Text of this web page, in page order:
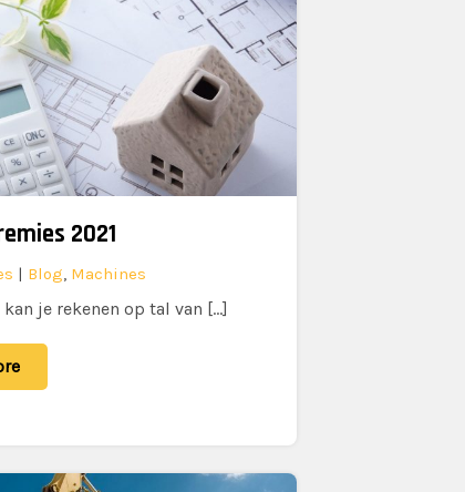
2021
| Blog, Machines
kan je rekenen op tal van […]